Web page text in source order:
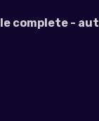
complete -